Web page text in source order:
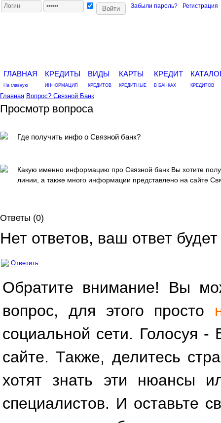
Забыли пароль? Регистрация
ГЛАВНАЯ
На главную
КРЕДИТЫ
ИНФОРМАЦИЯ
ВИДЫ
КРЕДИТОВ
КАРТЫ
КРЕДИТНЫЕ
КРЕДИТ
В БАНКАХ КРЕДИТОВ
Главная Вопрос? Связной Банк
Просмотр вопроса
Где получить инфо о Связной банк?
Какую именно информацию про Связной банк Вы хотите
линии, а также много информации представлено на сайте
Ответы (0)
Нет ответов, ваш ответ
Ответить
Обратите внимание! Вы
вопрос, для этого просто
социальной сети. Голосуя -
сайте. Также, делитесь
хотят знать эти нюансы
специалистов. И оставьте